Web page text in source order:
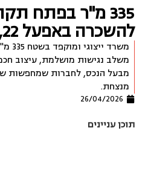
335 מ"ר בפתח
להשכרה באפעל 22, לב קרית אריה
משלב נגישות מושלמת, עיצוב חכם
מבעל הנכס, לחברות שמחפשות
מנצחת.
26/04/2026
תוכן עניינים